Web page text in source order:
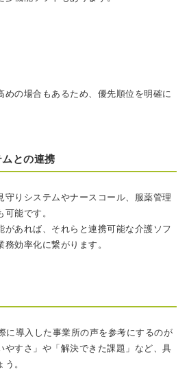
めの場合もあるため、優先順位を明確に
との連携
守りシステムやナースコール、服薬管理
能です。
があれば、それらと連携可能な介護ソフ
務効率化に繋がります。
に導入した事業所の声を参考にするのが
やすさ」や「解決できた課題」など、具
。